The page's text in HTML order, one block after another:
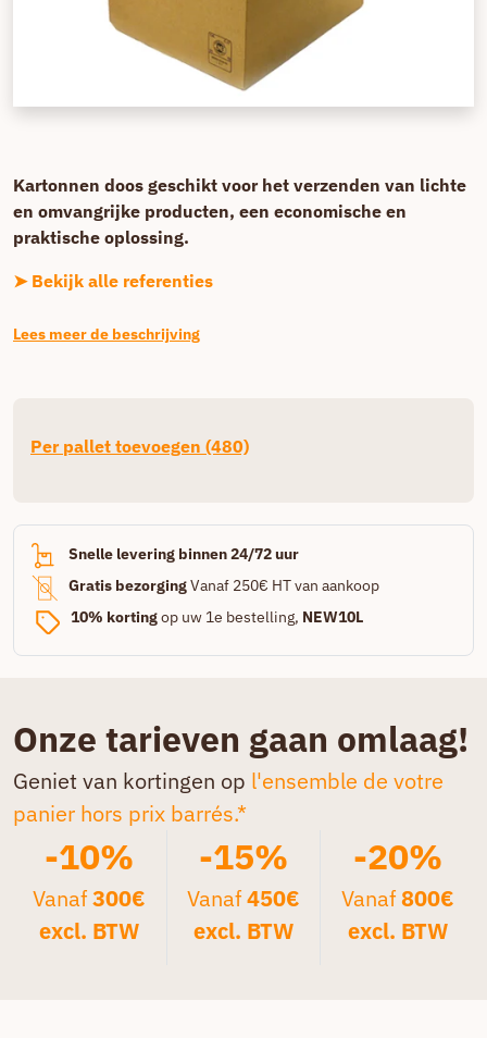
Kartonnen doos geschikt voor het verzenden van lichte
en omvangrijke producten, een economische en
praktische oplossing.
➤ Bekijk alle referenties
Lees meer de beschrijving
Per pallet toevoegen (480)
Snelle levering binnen 24/72 uur
Gratis bezorgingVanaf 250€ HT van aankoop
10% kortingop uw 1e bestelling, NEW10L
Onze tarieven gaan omlaag!
Geniet van kortingen op l'ensemble de votre
panier hors prix barrés.*
-10%
Vanaf300€
excl. BTW
-15%
Vanaf450€
excl. BTW
-20%
Vanaf800€
excl. BTW